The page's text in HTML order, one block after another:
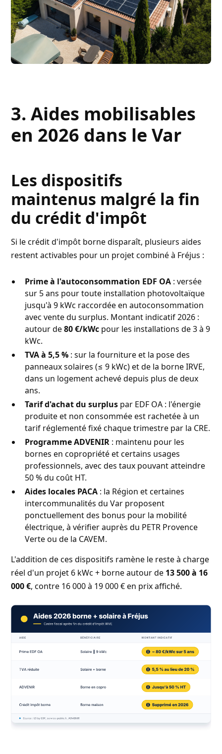
3. Aides mobilisables
en 2026 dans le Var
Les dispositifs
maintenus malgré la fin
du crédit d'impôt
Si le crédit d'impôt borne disparaît, plusieurs aides
restent activables pour un projet combiné à Fréjus :
Prime à l'autoconsommation EDF OA : versée
sur 5 ans pour toute installation photovoltaïque
jusqu'à 9 kWc raccordée en autoconsommation
avec vente du surplus. Montant indicatif 2026 :
autour de80 €/kWc pour les installations de 3 à 9
kWc.
TVA à 5,5 % : sur la fourniture et la pose des
panneaux solaires (≤ 9 kWc) et de la borne IRVE,
dans un logement achevé depuis plus de deux
ans.
Tarif d'achat du surplus par EDF OA : l'énergie
produite et non consommée est rachetée à un
tarif réglementé fixé chaque trimestre par la CRE.
Programme ADVENIR : maintenu pour les
bornes en copropriété et certains usages
professionnels, avec des taux pouvant atteindre
50 % du coût HT.
Aides locales PACA : la Région et certaines
intercommunalités du Var proposent
ponctuellement des bonus pour la mobilité
électrique, à vérifier auprès du PETR Provence
Verte ou de la CAVEM.
L'addition de ces dispositifs ramène le reste à charge
réel d'un projet 6 kWc + borne autour de 13 500 à 16
000 €, contre 16 000 à 19 000 € en prix affiché.